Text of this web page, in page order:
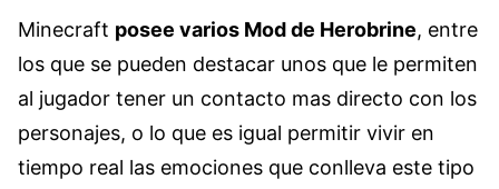
Minecraft posee varios Mod de Herobrine, entre
los que se pueden destacar unos que le permiten
al jugador tener un contacto mas directo con los
personajes, o lo que es igual permitir vivir en
tiempo real las emociones que conlleva este tipo